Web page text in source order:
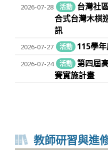
活動 台灣社
合式台灣木棋
訊
2026-07-28
活動 115學
2026-07-27
活動 第四屆
賽實施計畫
2026-07-24
教師研習與進